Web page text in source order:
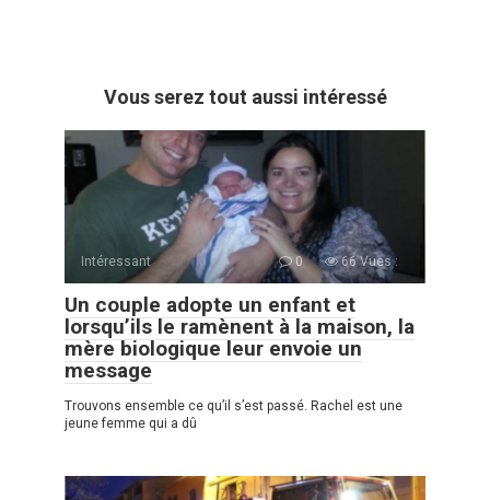
Vous serez tout aussi intéressé
Intéressant 0 66 Vues :
Un couple adopte un enfant et
lorsqu’ils le ramènent à la maison, la
mère biologique leur envoie un
message
Trouvons ensemble ce qu’il s’est passé. Rachel est une
jeune femme qui a dû